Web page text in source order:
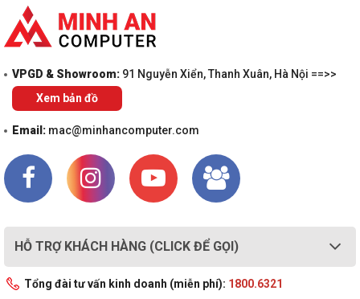
VPGD & Showroom: 91 Nguyễn Xiển, Thanh Xuân, Hà Nội ==>>
Xem bản đồ
Email: mac@minhancomputer.com
HỖ TRỢ KHÁCH HÀNG (CLICK ĐỂ GỌI)
Tổng đài tư vấn kinh doanh (miễn phí): 1800.6321